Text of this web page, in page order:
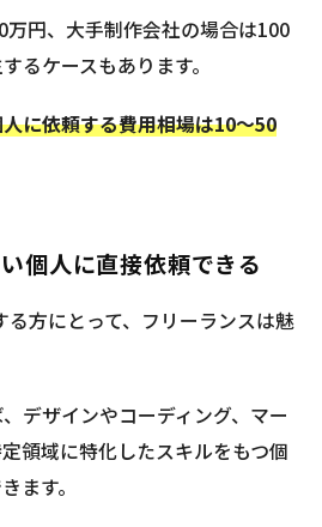
円、大手制作会社の場合は100
るケースもあります。
に依頼する費用相場は10〜50
個人に直接依頼できる
方にとって、フリーランスは魅
デザインやコーディング、マー
領域に特化したスキルをもつ個
ます。